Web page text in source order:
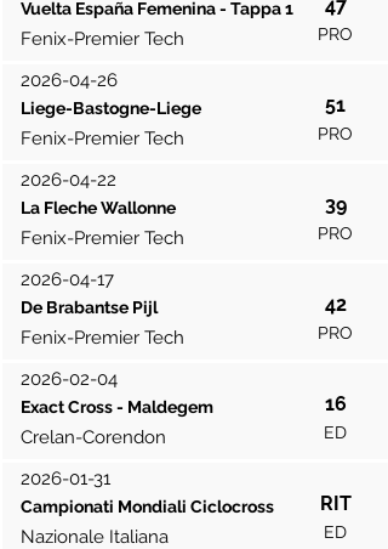
Vuelta España Femenina - Tappa 1 47
Fenix-Premier Tech PRO
2026-04-26
Liege-Bastogne-Liege 51
Fenix-Premier Tech PRO
2026-04-22
La Fleche Wallonne 39
Fenix-Premier Tech PRO
2026-04-17
De Brabantse Pijl 42
Fenix-Premier Tech PRO
2026-02-04
Exact Cross - Maldegem 16
Crelan-Corendon ED
2026-01-31
Campionati Mondiali Ciclocross RIT
Nazionale Italiana ED